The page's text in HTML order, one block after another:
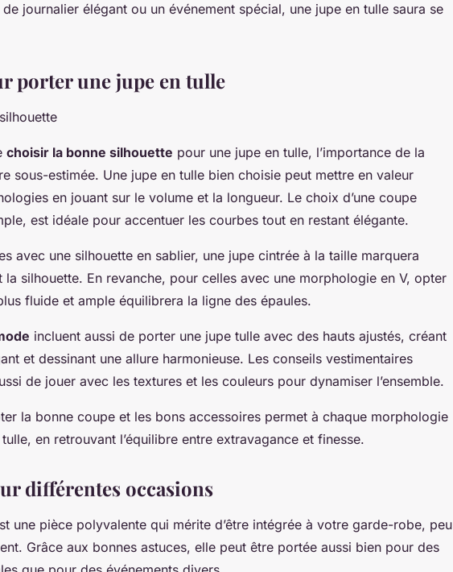
journalier élégant ou un événement spécial, une jupe en tulle saura se
porter une jupe en tulle
choisir la bonne silhouette pour une jupe en tulle, l’importance de la
sous-estimée. Une jupe en tulle bien choisie peut mettre en valeur
en jouant sur le volume et la longueur. Le choix d’une coupe
est idéale pour accentuer les courbes tout en restant élégante.
avec une silhouette en sablier, une jupe cintrée à la taille marquera
la silhouette. En revanche, pour celles avec une morphologie en V, opter
fluide et ample équilibrera la ligne des épaules.
incluent aussi de porter une jupe tulle avec des hauts ajustés, créant
et dessinant une allure harmonieuse. Les conseils vestimentaires
de jouer avec les textures et les couleurs pour dynamiser l’ensemble.
la bonne coupe et les bons accessoires permet à chaque morphologie
en retrouvant l’équilibre entre extravagance et finesse.
différentes occasions
une pièce polyvalente qui mérite d’être intégrée à votre garde-robe, peu
Grâce aux bonnes astuces, elle peut être portée aussi bien pour des